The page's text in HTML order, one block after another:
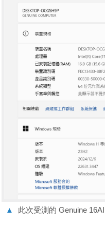
▲ 此次受測的 Genuine